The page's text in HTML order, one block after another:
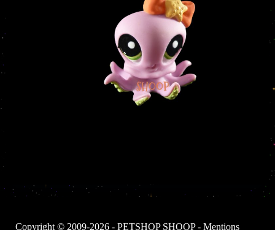
Copyright © 2009-2026 - PETSHOP SHOOP - Mentions